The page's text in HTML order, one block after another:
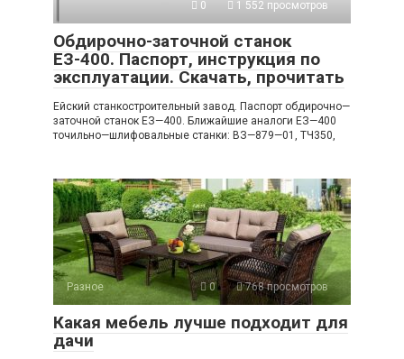
0
1 552 просмотров
Обдирочно-заточной станок
ЕЗ-400. Паспорт, инструкция по
эксплуатации. Скачать, прочитать
Ейский станкостроительный завод. Паспорт обдирочно—
заточной станок ЕЗ—400. Ближайшие аналоги ЕЗ—400
точильно—шлифовальные станки: ВЗ—879—01, ТЧ350,
Разное 0 768 просмотров
Какая мебель лучше подходит для
дачи